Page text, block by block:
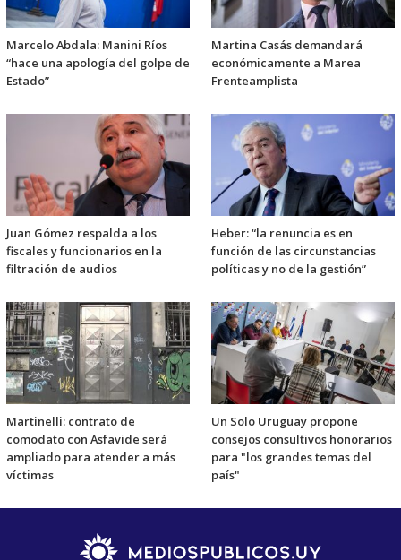
Marcelo Abdala: Manini Ríos
“hace una apología del golpe de
Estado”
Martina Casás demandará
económicamente a Marea
Frenteamplista
Juan Gómez respalda a los
fiscales y funcionarios en la
filtración de audios
Heber: “la renuncia es en
función de las circunstancias
políticas y no de la gestión”
Martinelli: contrato de
comodato con Asfavide será
ampliado para atender a más
víctimas
Un Solo Uruguay propone
consejos consultivos honorarios
para "los grandes temas del
país"